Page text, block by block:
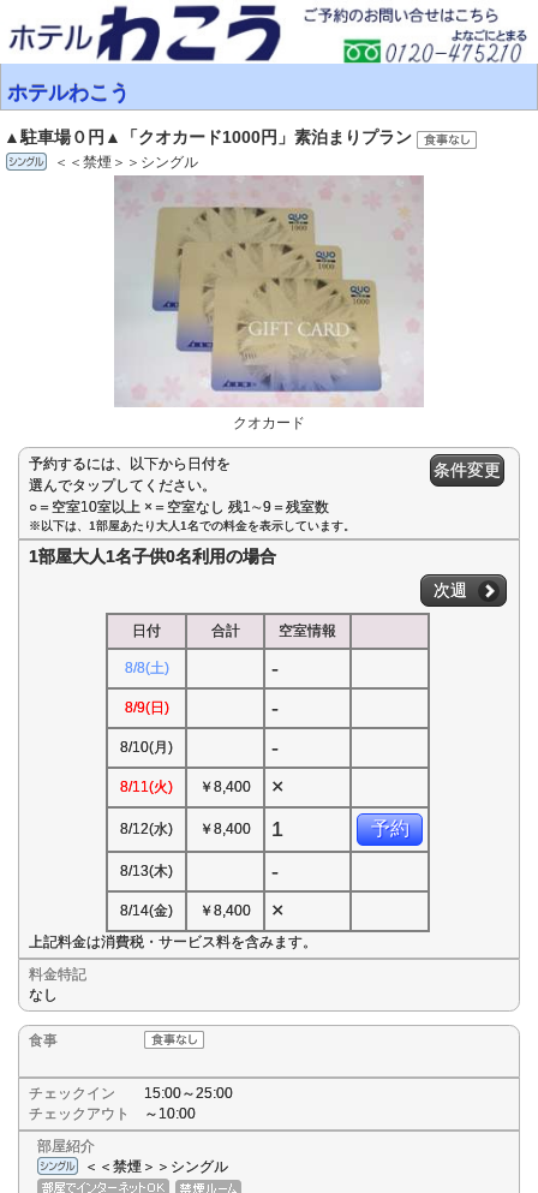
ホテルわこう
▲駐車場０円▲「クオカード1000円」素泊まりプラン
＜＜禁煙＞＞シングル
クオカード
予約するには、以下から日付を
選んでタップしてください。
○＝空室10室以上 ×＝空室なし 残1∼9＝残室数
条件変更
※以下は、1部屋あたり大人1名での料金を表示しています。
1部屋大人1名子供0名利用の場合
次週
日付 合計 空室情報
8/8(土) -
8/9(日) -
8/10(月) -
8/11(火) ￥8,400 ×
8/12(水) ￥8,400 1 予約
8/13(木) -
8/14(金) ￥8,400 ×
上記料金は消費税・サービス料を含みます。
料金特記
なし
食事
チェックイン
15:00～25:00
チェックアウト
～10:00
部屋紹介
＜＜禁煙＞＞シングル